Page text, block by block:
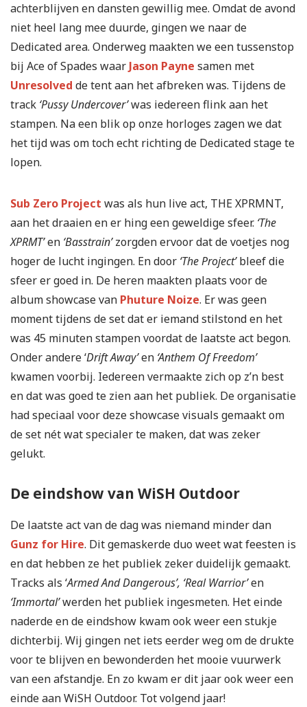
achterblijven en dansten gewillig mee. Omdat de avond
niet heel lang mee duurde, gingen we naar de
Dedicated area. Onderweg maakten we een tussenstop
bij Ace of Spades waar Jason Payne samen met
Unresolved de tent aan het afbreken was. Tijdens de
track ‘Pussy Undercover’was iedereen flink aan het
stampen. Na een blik op onze horloges zagen we dat
het tijd was om toch echt richting de Dedicated stage te
lopen.
Sub Zero Project was als hun live act, THE XPRMNT,
aan het draaien en er hing een geweldige sfeer. ‘The
XPRMT’en ‘Basstrain’zorgden ervoor dat de voetjes nog
hoger de lucht ingingen. En door ‘The Project’bleef die
sfeer er goed in. De heren maakten plaats voor de
album showcase van Phuture Noize. Er was geen
moment tijdens de set dat er iemand stilstond en het
was 45 minuten stampen voordat de laatste act begon.
Onder andere ‘Drift Away’en ‘Anthem Of Freedom’
kwamen voorbij. Iedereen vermaakte zich op z’n best
en dat was goed te zien aan het publiek. De organisatie
had speciaal voor deze showcase visuals gemaakt om
de set nét wat specialer te maken, dat was zeker
gelukt.
De eindshow van WiSH Outdoor
De laatste act van de dag was niemand minder dan
Gunz for Hire. Dit gemaskerde duo weet wat feesten is
en dat hebben ze het publiek zeker duidelijk gemaakt.
Tracks als ‘Armed And Dangerous’, ‘Real Warrior’en
‘Immortal’werden het publiek ingesmeten. Het einde
naderde en de eindshow kwam ook weer een stukje
dichterbij. Wij gingen net iets eerder weg om de drukte
voor te blijven en bewonderden het mooie vuurwerk
van een afstandje. En zo kwam er dit jaar ook weer een
einde aan WiSH Outdoor. Tot volgend jaar!